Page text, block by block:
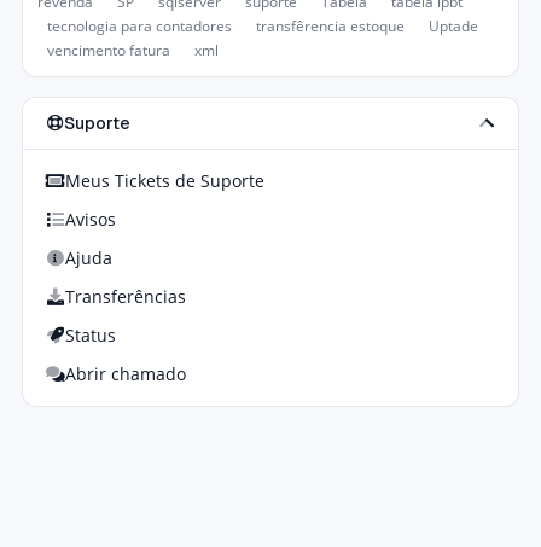
tecnologia para contadores
transfêrencia estoque
Uptade
vencimento fatura
xml
Suporte
Meus Tickets de Suporte
Avisos
Ajuda
Transferências
Status
Abrir chamado